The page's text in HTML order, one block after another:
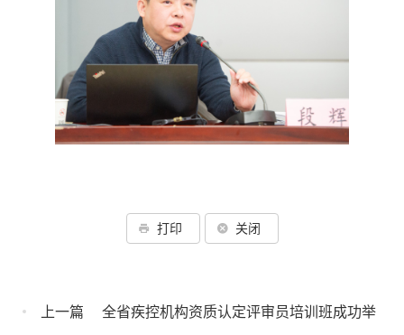
打印 关闭
上一篇
全省疾控机构资质认定评审员培训班成功举